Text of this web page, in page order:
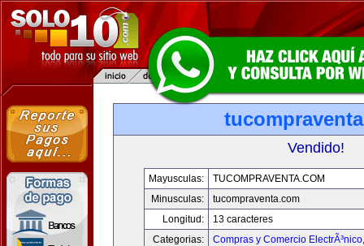
Vendido!
Mayusculas:
TUCOMPRAVENTA.COM
Minusculas:
tucompraventa.com
Longitud:
13 caracteres
Categorias:
Compras y Comercio ElectrÃ³nico